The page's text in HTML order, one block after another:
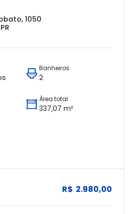
1050
Banheiros
2
Área total
337,07 m²
R$ 2.980,00